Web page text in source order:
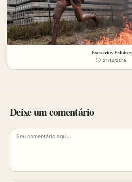
Exercícios Estoicos
21/12/2018
Deixe um comentário
Comentário